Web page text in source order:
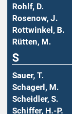
Rohlf, D.
Rosenow, J.
Rottwinkel, B.
Rütten, M.
S
Sauer, T.
Schagerl, M.
Scheidler, S.
Schiffer, H.-P.